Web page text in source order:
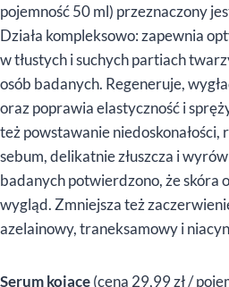
pojemność 50 ml) przeznaczony
Działa kompleksowo: zapewnia
w tłustych i suchych partiach
osób badanych. Regeneruje,
oraz poprawia elastyczność i
też powstawanie
sebum, delikatnie złuszcza i
badanych potwierdzono, że skóra
wygląd. Zmniejsza też
azelainowy, traneksamowy i
Serum kojące(cena 29,99 zł /